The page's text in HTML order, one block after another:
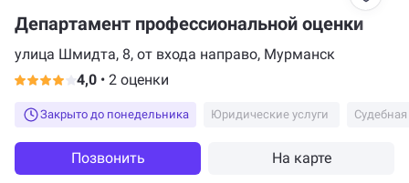
Департамент профессиональной оценки
улица Шмидта, 8, от входа направо, Мурманск
4,0 • 2 оценки
Закрыто до понедельника Юридические услуги
Позвонить На карте